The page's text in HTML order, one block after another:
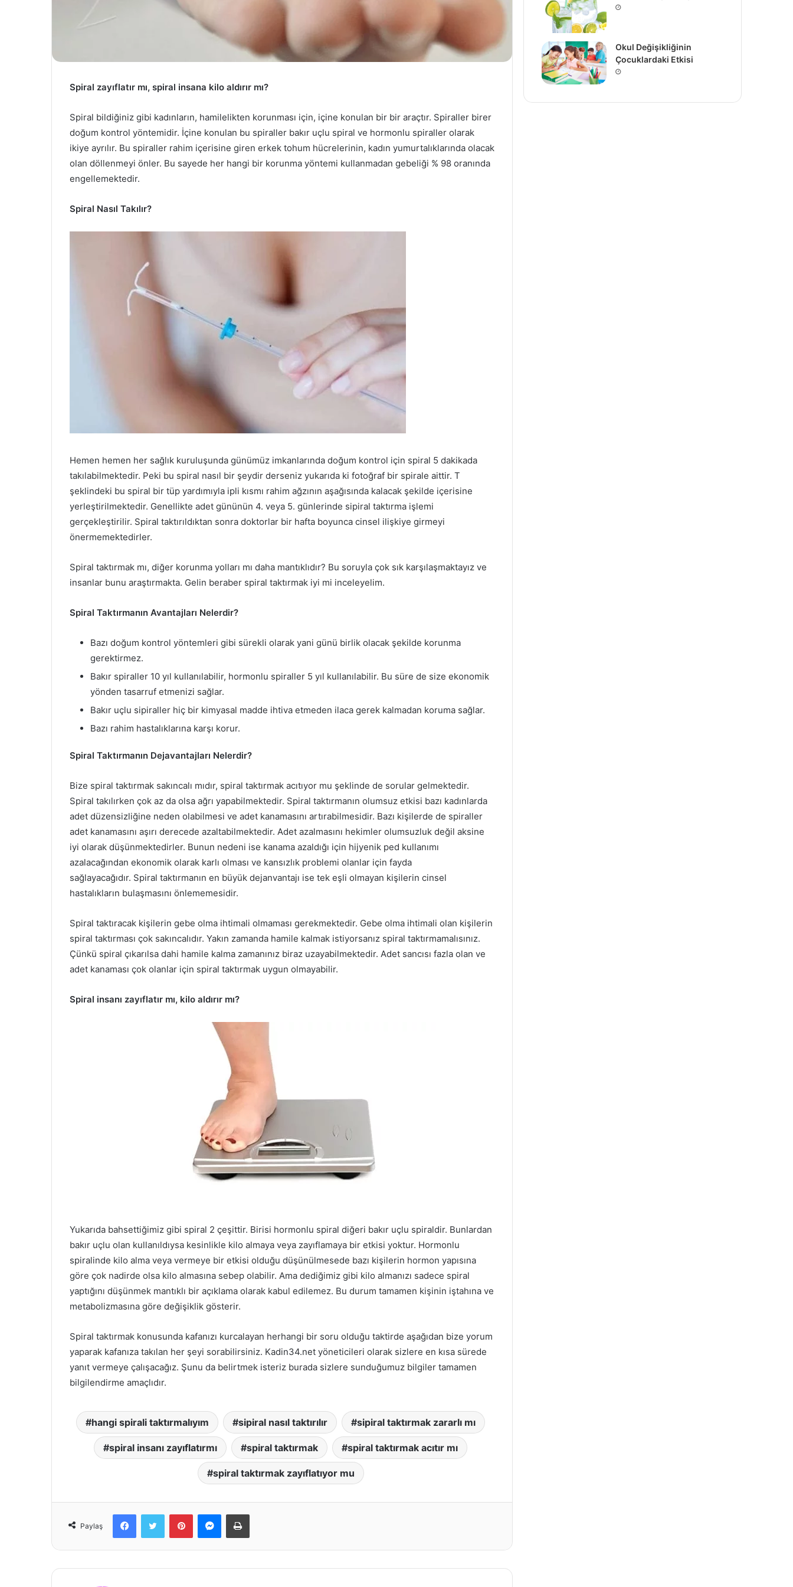
Spiral zayıflatır mı, spiral insana kilo aldırır mı?
Spiral bildiğiniz gibi kadınların, hamilelikten korunması için, içine konulan bir bir araçtır. Spiraller birer
doğum kontrol yöntemidir. İçine konulan bu spiraller bakır uçlu spiral ve hormonlu spiraller olarak
ikiye ayrılır. Bu spiraller rahim içerisine giren erkek tohum hücrelerinin, kadın yumurtalıklarında olacak
olan döllenmeyi önler. Bu sayede her hangi bir korunma yöntemi kullanmadan gebeliği % 98 oranında
engellemektedir.
Spiral Nasıl Takılır?
Hemen hemen her sağlık kuruluşunda günümüz imkanlarında doğum kontrol için spiral 5 dakikada
takılabilmektedir. Peki bu spiral nasıl bir şeydir derseniz yukarıda ki fotoğraf bir spirale aittir. T
şeklindeki bu spiral bir tüp yardımıyla ipli kısmı rahim ağzının aşağısında kalacak şekilde içerisine
yerleştirilmektedir. Genellikte adet gününün 4. veya 5. günlerinde sipiral taktırma işlemi
gerçekleştirilir. Spiral taktırıldıktan sonra doktorlar bir hafta boyunca cinsel ilişkiye girmeyi
önermemektedirler.
Spiral taktırmak mı, diğer korunma yolları mı daha mantıklıdır? Bu soruyla çok sık karşılaşmaktayız ve
insanlar bunu araştırmakta. Gelin beraber spiral taktırmak iyi mi inceleyelim.
Spiral Taktırmanın Avantajları Nelerdir?
Bazı doğum kontrol yöntemleri gibi sürekli olarak yani günü birlik olacak şekilde korunma
gerektirmez.
Bakır spiraller 10 yıl kullanılabilir, hormonlu spiraller 5 yıl kullanılabilir. Bu süre de size ekonomik
yönden tasarruf etmenizi sağlar.
Bakır uçlu sipiraller hiç bir kimyasal madde ihtiva etmeden ilaca gerek kalmadan koruma sağlar.
Bazı rahim hastalıklarına karşı korur.
Spiral Taktırmanın Dejavantajları Nelerdir?
Bize spiral taktırmak sakıncalı mıdır, spiral taktırmak acıtıyor mu şeklinde de sorular gelmektedir.
Spiral takılırken çok az da olsa ağrı yapabilmektedir. Spiral taktırmanın olumsuz etkisi bazı kadınlarda
adet düzensizliğine neden olabilmesi ve adet kanamasını artırabilmesidir. Bazı kişilerde de spiraller
adet kanamasını aşırı derecede azaltabilmektedir. Adet azalmasını hekimler olumsuzluk değil aksine
iyi olarak düşünmektedirler. Bunun nedeni ise kanama azaldığı için hijyenik ped kullanımı
azalacağından ekonomik olarak karlı olması ve kansızlık problemi olanlar için fayda
sağlayacağıdır. Spiral taktırmanın en büyük dejanvantajı ise tek eşli olmayan kişilerin cinsel
hastalıkların bulaşmasını önlememesidir.
Spiral taktıracak kişilerin gebe olma ihtimali olmaması gerekmektedir. Gebe olma ihtimali olan kişilerin
spiral taktırması çok sakıncalıdır. Yakın zamanda hamile kalmak istiyorsanız spiral taktırmamalısınız.
Çünkü spiral çıkarılsa dahi hamile kalma zamanınız biraz uzayabilmektedir. Adet sancısı fazla olan ve
adet kanaması çok olanlar için spiral taktırmak uygun olmayabilir.
Spiral insanı zayıflatır mı, kilo aldırır mı?
Yukarıda bahsettiğimiz gibi spiral 2 çeşittir. Birisi hormonlu spiral diğeri bakır uçlu spiraldir. Bunlardan
bakır uçlu olan kullanıldıysa kesinlikle kilo almaya veya zayıflamaya bir etkisi yoktur. Hormonlu
spiralinde kilo alma veya vermeye bir etkisi olduğu düşünülmesede bazı kişilerin hormon yapısına
göre çok nadirde olsa kilo almasına sebep olabilir. Ama dediğimiz gibi kilo almanızı sadece spiral
yaptığını düşünmek mantıklı bir açıklama olarak kabul edilemez. Bu durum tamamen kişinin iştahına ve
metabolizmasına göre değişiklik gösterir.
Spiral taktırmak konusunda kafanızı kurcalayan herhangi bir soru olduğu taktirde aşağıdan bize yorum
yaparak kafanıza takılan her şeyi sorabilirsiniz. Kadin34.net yöneticileri olarak sizlere en kısa sürede
yanıt vermeye çalışacağız. Şunu da belirtmek isteriz burada sizlere sunduğumuz bilgiler tamamen
bilgilendirme amaçlıdır.
hangi spirali taktırmalıyım sipiral nasıl taktırılır sipiral taktırmak zararlı mı
spiral insanı zayıflatırmı spiral taktırmak spiral taktırmak acıtır mı
spiral taktırmak zayıflatıyor mu
Paylaş
FacebookTwitter PinterestMessenger
Print
Okul Değişikliğinin
Çocuklardaki Etkisi